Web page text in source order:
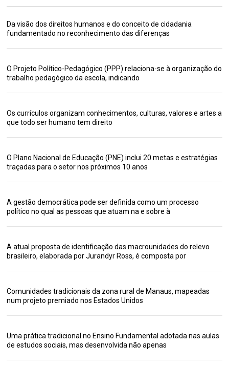
Da visão dos direitos humanos e do conceito de cidadania
fundamentado no reconhecimento das diferenças
O Projeto Político-Pedagógico (PPP) relaciona-se à organização do
trabalho pedagógico da escola, indicando
Os currículos organizam conhecimentos, culturas, valores e artes a
que todo ser humano tem direito
O Plano Nacional de Educação (PNE) inclui 20 metas e estratégias
traçadas para o setor nos próximos 10 anos
A gestão democrática pode ser definida como um processo
político no qual as pessoas que atuam na e sobre à
A atual proposta de identificação das macrounidades do relevo
brasileiro, elaborada por Jurandyr Ross, é composta por
Comunidades tradicionais da zona rural de Manaus, mapeadas
num projeto premiado nos Estados Unidos
Uma prática tradicional no Ensino Fundamental adotada nas aulas
de estudos sociais, mas desenvolvida não apenas